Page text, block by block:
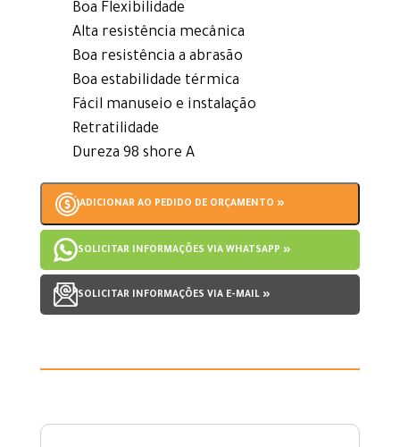
Boa Flexibilidade
Alta resistência mecânica
Boa resistência a abrasão
Boa estabilidade térmica
Fácil manuseio e instalação
Retratilidade
Dureza 98 shore A
ADICIONAR AO PEDIDO DE ORÇAMENTO »
SOLICITAR INFORMAÇÕES VIA WHATSAPP »
SOLICITAR INFORMAÇÕES VIA E-MAIL »